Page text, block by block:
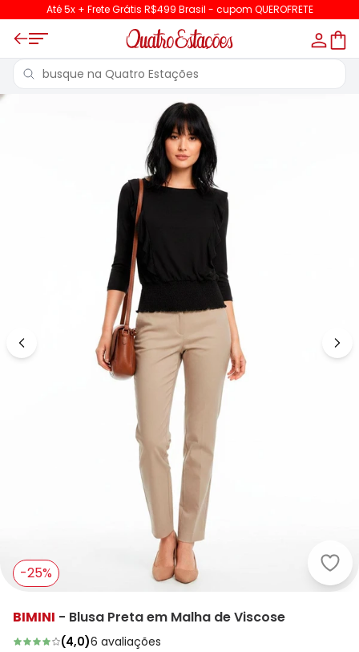
Até 5x + Frete Grátis R$499 Brasil - cupom QUEROFRETE
-25%
BIMINI - Blusa Preta em Malha de Viscose
(4,0)6 avaliações